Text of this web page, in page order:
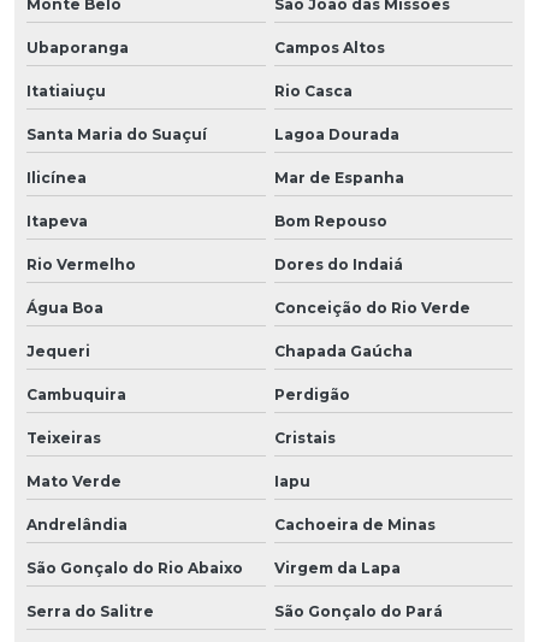
Monte Belo São João das Missões
Ubaporanga Campos Altos
Itatiaiuçu Rio Casca
Santa Maria do Suaçuí Lagoa Dourada
Ilicínea Mar de Espanha
Itapeva Bom Repouso
Rio Vermelho Dores do Indaiá
Água Boa Conceição do Rio Verde
Jequeri Chapada Gaúcha
Cambuquira Perdigão
Teixeiras Cristais
Mato Verde Iapu
Andrelândia Cachoeira de Minas
São Gonçalo do Rio Abaixo Virgem da Lapa
Serra do Salitre São Gonçalo do Pará